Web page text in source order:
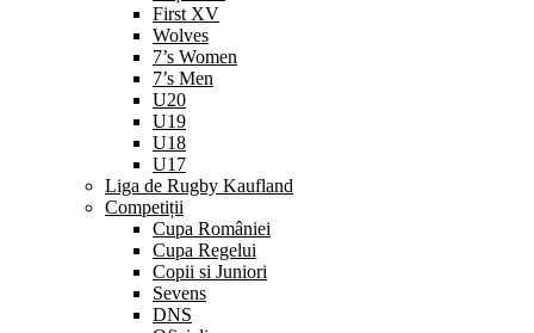
First XV
Wolves
7’s Women
7’s Men
U20
U19
U18
U17
Liga de Rugby Kaufland
Competiții
Cupa României
Cupa Regelui
Copii si Juniori
Sevens
DNS